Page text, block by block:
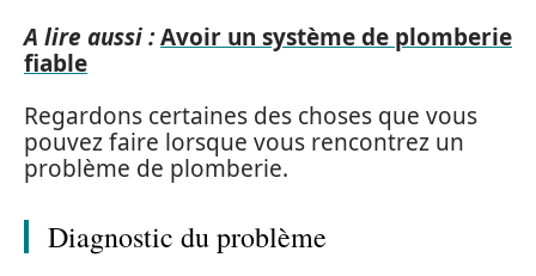
A lire aussi :Avoir un système de plomberie
fiable
Regardons certaines des choses que vous
pouvez faire lorsque vous rencontrez un
problème de plomberie.
Diagnostic du problème